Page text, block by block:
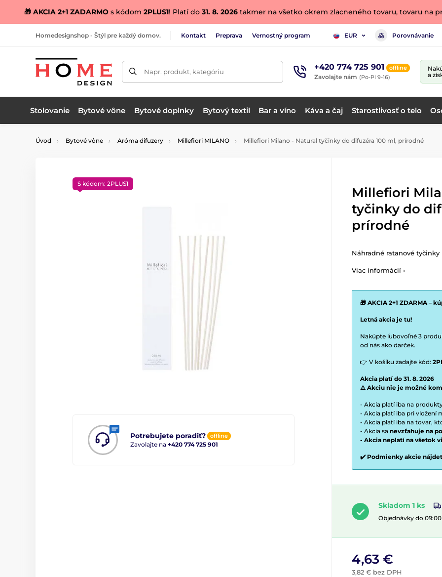
🎁 AKCIA 2+1 ZADARMO s kódom 2PLUS1! Platí do 31. 8. 2026 takmer na všetko okrem zlacneného tovaru, tovaru na
Homedesignshop - Štýl pre každý domov. Kontakt Preprava Vernostný program EUR Porovnávanie
Napr. produkt, kategóriu +420 774 725 901 offline
Zavolajte nám (Po-Pi 9-16)
a
Stolovanie Bytové vône Bytové doplnky Bytový textil Bar a víno Káva a čaj Starostlivosť o telo
Úvod Bytové vône Aróma difuzery Millefiori MILANO Millefiori Milano - Natural tyčinky do difuzéra 100 ml, prírodné
Potrebujete poradiť? offline
Zavolajte na +420 774 725 901
S kódom: 2PLUS1
Millefiori
tyčinky do
prírodné
Náhradné ratanové
Viac informácií ›
🎁 AKCIA 2+1 ZDARMA –
Letná akcia je tu!
Nakúpte ľubovoľné 3
od nás ako darček.
👉 V košíku zadajte kód:
Akcia platí do 31. 8. 2026
⚠️ Akciu nie je možné
- Akcia platí iba na
- Akcia platí iba pri vložení
- Akcia platí iba na tovar,
- Akcia sa nevzťahuje na
- Akcia neplatí na všetok
✔️ Podmienky akcie
Skladom 1 ks
Objednávky do
4,63 €
3,82 € bez DPH